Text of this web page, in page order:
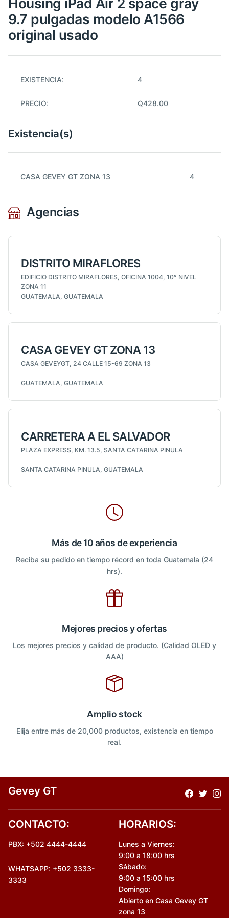
9.7 pulgadas modelo A1566
original usado
EXISTENCIA: 4
PRECIO: Q428.00
Existencia(s)
CASA GEVEY GT ZONA 13 4
Agencias
DISTRITO MIRAFLORES
EDIFICIO DISTRITO MIRAFLORES, OFICINA 1004, 10° NIVEL
ZONA 11
GUATEMALA, GUATEMALA
CASA GEVEY GT ZONA 13
CASA GEVEYGT, 24 CALLE 15-69 ZONA 13
GUATEMALA, GUATEMALA
CARRETERA A EL SALVADOR
PLAZA EXPRESS, KM. 13.5, SANTA CATARINA PINULA
SANTA CATARINA PINULA, GUATEMALA
Más de 10 años de experiencia
Reciba su pedido en tiempo récord en toda Guatemala (24
hrs).
Mejores precios y ofertas
Los mejores precios y calidad de producto. (Calidad OLED y
AAA)
Amplio stock
Elija entre más de 20,000 productos, existencia en tiempo
real.
Gevey GT
CONTACTO:
PBX: +502 4444-4444
WHATSAPP: +502 3333-
3333
HORARIOS:
Lunes a Viernes:
9:00 a 18:00 hrs
Sábado:
9:00 a 15:00 hrs
Domingo:
Abierto en Casa Gevey GT
zona 13